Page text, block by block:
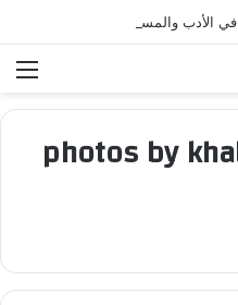
الأدب والمسرح والتاريخ
photos by